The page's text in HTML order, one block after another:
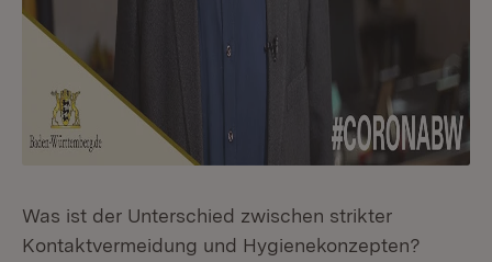
Was ist der Unterschied zwischen strikter
Kontaktvermeidung und Hygienekonzepten?